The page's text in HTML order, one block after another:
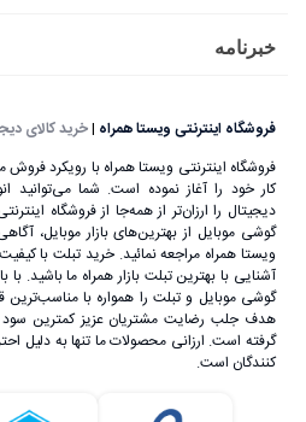
خبرنامه
فروشگاه اینترنتی ویستا همراه |خرید کالای
فروشگاه اینترنتی ویستا همراه با رویکرد
کار خود را آغاز نموده است. شما می‌توانید
دیجیتال را ارزان‌تر از همه‌جا از فروشگاه
گوشی موبایل از بهترین‌های بازار موبایل،
ویستا همراه مراجعه نمائید. خرید تبلت با
آشنایی با بهترین تبلت بازار همراه ما باشید.
گوشی موبایل و تبلت را همواره با مناسب‌ترین
هدف جلب رضایت مشتریان عزیز کمترین
گرفته است. ارزانی محصولات ما تنها به دلیل
کنندگان است.